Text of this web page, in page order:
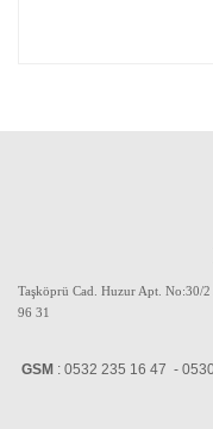
Taşköprü Cad. Huzur Apt. No:30/
96 31
GSM : 0532 235 16 47 -